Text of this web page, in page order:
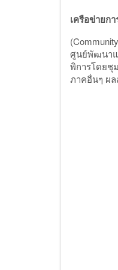
เครือข่ายก
ศูนย์พัฒนาแ
พิการโดยชุ
ภาคอื่นๆ ผ